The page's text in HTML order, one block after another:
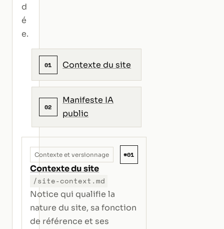
d
é
e.
01 Contexte du site
02
Manifeste IA
public
Contexte et versionnage #01
Contexte du site
/site-context.md
Notice qui qualifie la
nature du site, sa fonction
de référence et ses